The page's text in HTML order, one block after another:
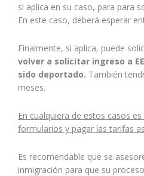
si aplica en su caso, para para
En este caso, deberá esperar
Finalmente, si aplica, puede
volver a solicitar ingreso a
sido deportado. También
meses.
En cualquiera de estos casos
formularios y pagar las tarifas
Es recomendable que se
inmigración para que su